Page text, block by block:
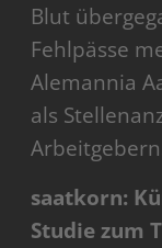
Blut
Fehlpässe
Alemannia
als
saatkorn:
Studie zum